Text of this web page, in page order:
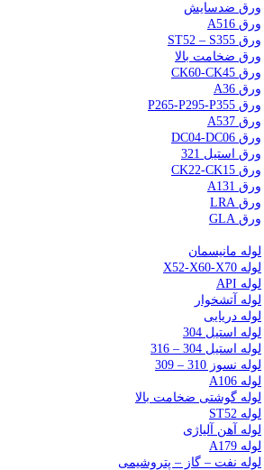
ورق ضدسایش
ورق A516
ورق ST52 – S355
ورق ضخامت بالا
ورق CK60-CK45
ورق A36
ورق P265-P295-P355
ورق A537
ورق DC04-DC06
ورق استیل 321
ورق CK22-CK15
ورق A131
ورق LRA
ورق GLA
لوله مانیسمان
لوله X52-X60-X70
لوله API
لوله آتشخوار
لوله دریایی
لوله استیل 304
لوله استیل 304 – 316
لوله نسوز 310 – 309
لوله A106
لوله گوشتی ضخامت بالا
لوله ST52
لوله آهن آلیاژی
لوله A179
لوله نفت – گاز – پتروشیمی